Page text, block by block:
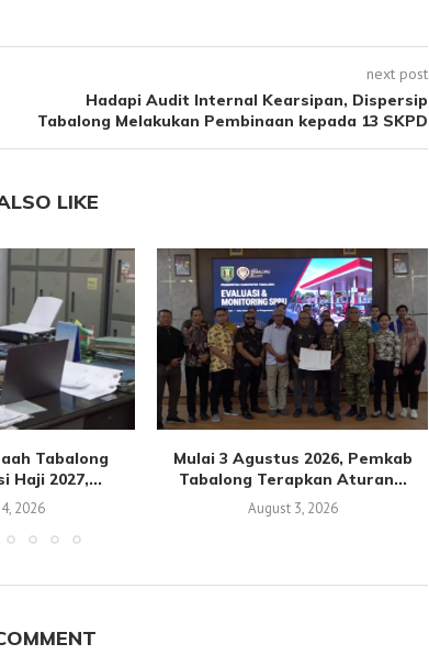
next post
Hadapi Audit Internal Kearsipan, Dispersip
Tabalong Melakukan Pembinaan kepada 13 SKPD
LIKE
Tabalong
Haji 2027,...
2026
Mulai 3 Agustus 2026, Pemkab
Tabalong Terapkan Aturan...
August 3, 2026